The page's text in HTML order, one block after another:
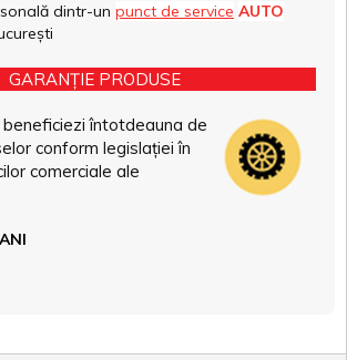
dintr-un punct de service AUTO
GARANȚIE PRODUSE
beneficiezi întotdeauna de
conform legislației în
comerciale ale